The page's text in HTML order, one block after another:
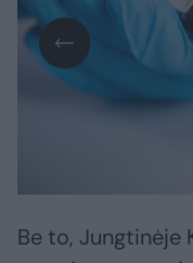
Be to, Jungtinėje